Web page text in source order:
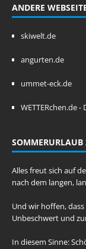
ANDERE
skiwelt.de
angurten.de
ummet-eck.de
WETTERchen.de
SOMMERURLAUB
Alles freut sich auf
nach dem langen,
Und wir hoffen,
Unbeschwert und
In diesem Sinne: